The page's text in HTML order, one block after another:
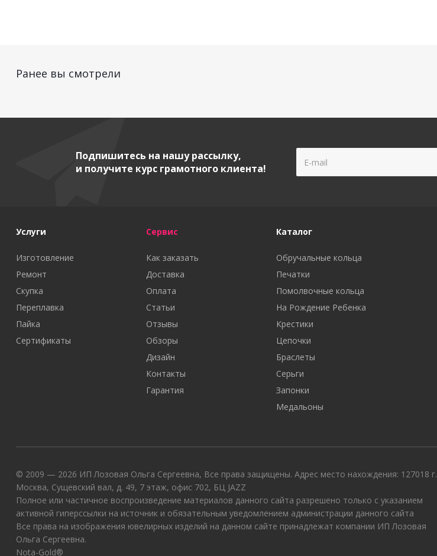
Ранее вы смотрели
Подпишитесь на нашу рассылку,
и получите курс грамотного клиента!
Услуги
Изготовление
Ремонт
Скупка
Переплавка
Пайка
Сертификаты
Сервис
Как заказать
Доставка
Оплата
Статьи
Отзывы
Обзоры
Дизайн
Контакты
Гарантия
Каталог
Обручальные кольца
Печатки
Помолвочные кольца
На Рождение Ребенка
Крестики
Цепочки
Браслеты
Серьги
Запонки
Медальоны
© 2009 — 2026 ИП Лозовая Ольга Сергеевна, Все права защищены. Адрес место нахождения: 127018 г.
Москва, Сущевский вал, д. 49, 7 этаж, офис 702, БЦ JAZZ
Полное или частичное воспроизведение материалов данного сайта разрешено только с указанием
активной гиперссылки на источник и обязательным уведомлением администрации данного сайта
Все права на изображения ювелирных изделий на данном сайте принадлежат компании ИП Лозовая
Ольга Сергеевна.
Nota-Gold®